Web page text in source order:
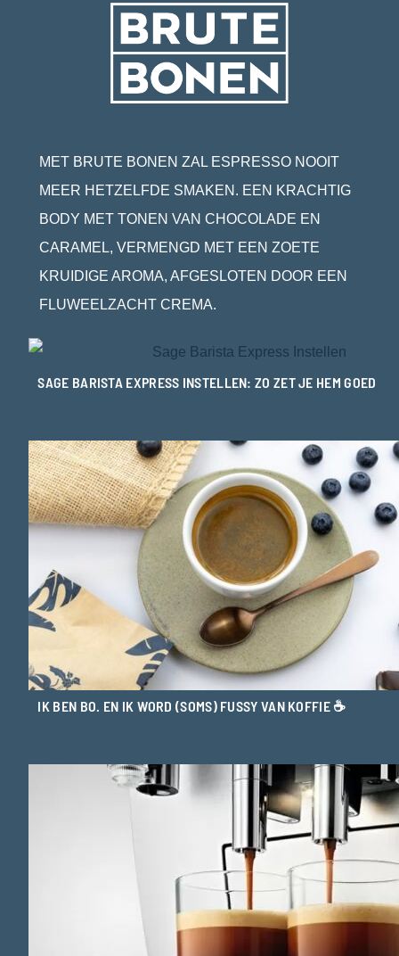
MET BRUTE BONEN ZAL ESPRESSO NOOIT
MEER HETZELFDE SMAKEN. EEN KRACHTIG
BODY MET TONEN VAN CHOCOLADE EN
CARAMEL, VERMENGD MET EEN ZOETE
KRUIDIGE AROMA, AFGESLOTEN DOOR EEN
FLUWEELZACHT CREMA.
SAGE BARISTA EXPRESS INSTELLEN: ZO ZET JE HEM GOED
IK BEN BO. EN IK WORD (SOMS) FUSSY VAN KOFFIE ☕